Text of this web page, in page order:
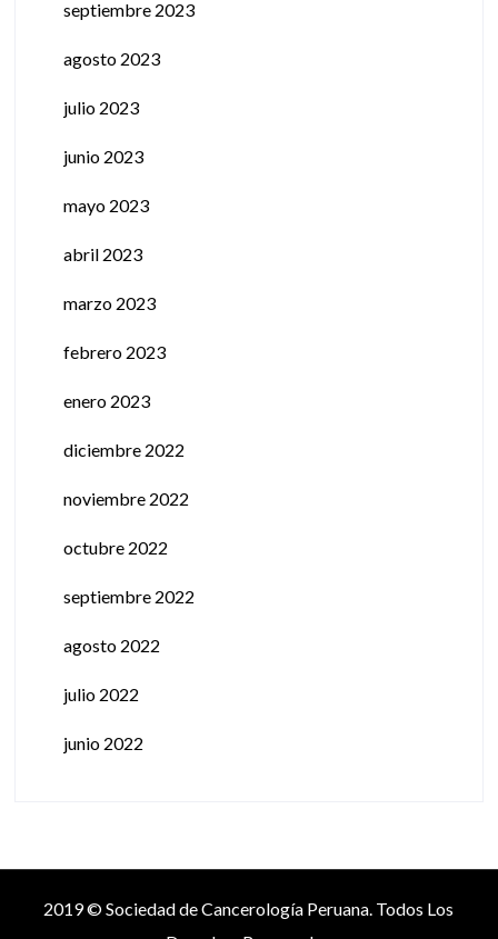
septiembre 2023
agosto 2023
julio 2023
junio 2023
mayo 2023
abril 2023
marzo 2023
febrero 2023
enero 2023
diciembre 2022
noviembre 2022
octubre 2022
septiembre 2022
agosto 2022
julio 2022
junio 2022
2019 © Sociedad de Cancerología Peruana. Todos Los